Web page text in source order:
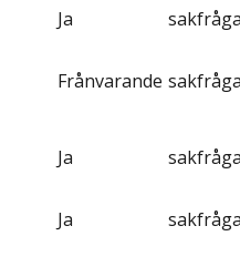
Ja
Frånvarande
Ja
Ja